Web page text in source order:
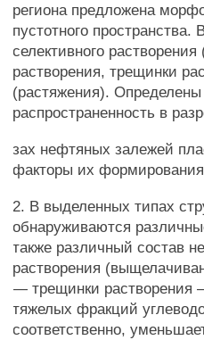
региона предложена
пустотного
селективного
растворения, трещинки
(растяжения). Определены
распространенность в
зах нефтяных залежей
факторы их
2. В выделенных типах
обнаруживаются
также различный состав
растворения
— трещинки растворения
тяжелых фракций
соответственно,